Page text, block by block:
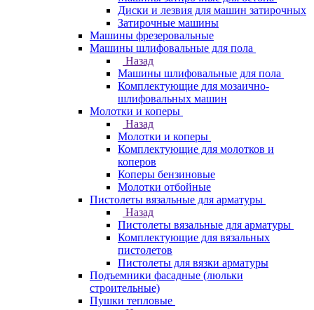
Диски и лезвия для машин затирочных
Затирочные машины
Машины фрезеровальные
Машины шлифовальные для пола
Назад
Машины шлифовальные для пола
Комплектующие для мозаично-
шлифовальных машин
Молотки и коперы
Назад
Молотки и коперы
Комплектующие для молотков и
коперов
Коперы бензиновые
Молотки отбойные
Пистолеты вязальные для арматуры
Назад
Пистолеты вязальные для арматуры
Комплектующие для вязальных
пистолетов
Пистолеты для вязки арматуры
Подъемники фасадные (люльки
строительные)
Пушки тепловые